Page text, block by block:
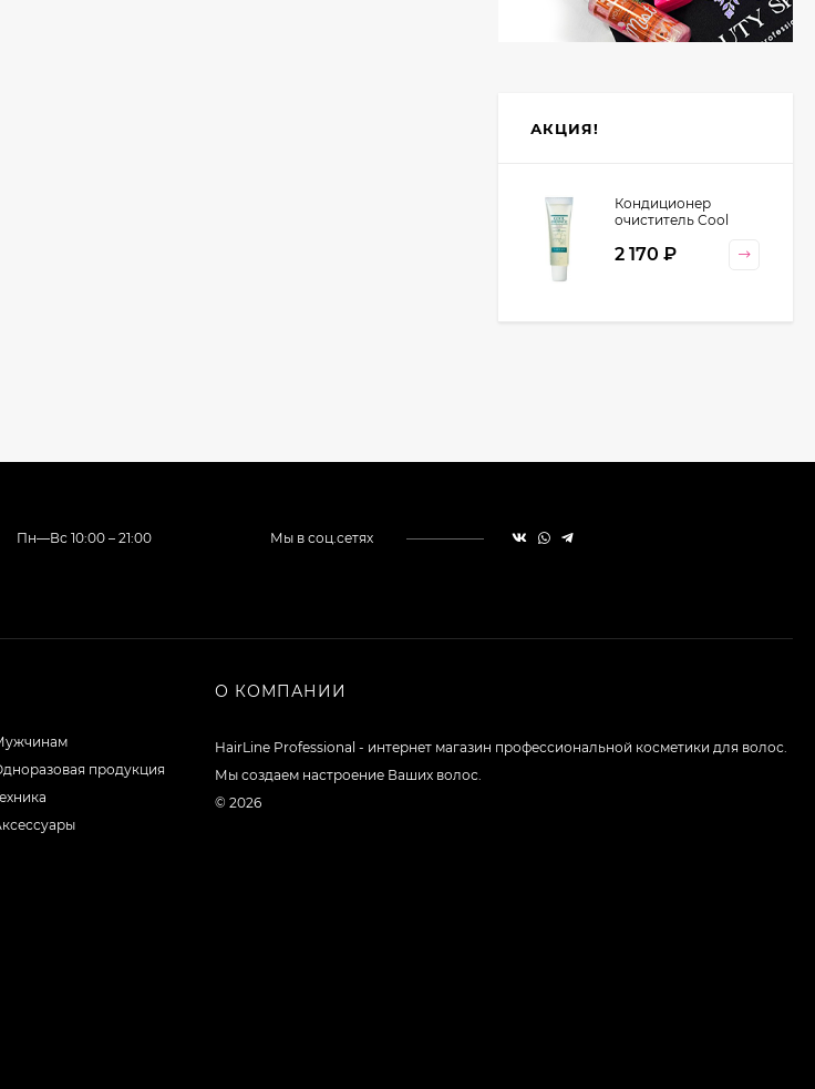
АКЦИЯ!
Кондиционер
очиститель Cool
Cosmetics, 130 гр
2 170 ₽
Пн—Вс 10:00 – 21:00 Мы в соц.сетях
продукция
О КОМПАНИИ
HairLine Professional - интернет магазин профессиональной косметики для волос.
Мы создаем настроение Ваших волос.
© 2026